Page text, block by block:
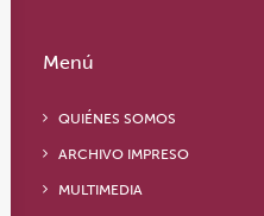
Menú
QUIÉNES SOMOS
ARCHIVO IMPRESO
MULTIMEDIA